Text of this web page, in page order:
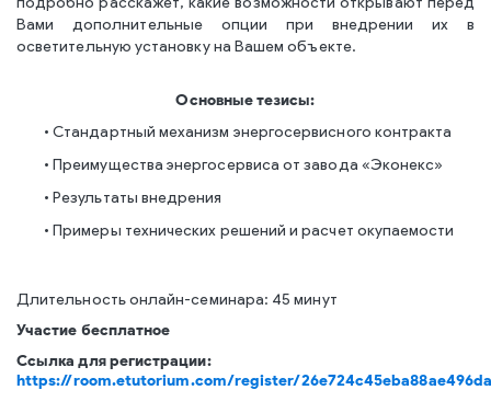
подробно расскажет, какие возможности открывают перед
Вами дополнительные опции при внедрении их в
осветительную установку на Вашем объекте.
Основные тезисы:
• Стандартный механизм энергосервисного контракта
• Преимущества энергосервиса от завода «Эконекс»
• Результаты внедрения
• Примеры технических решений и расчет окупаемости
Длительность онлайн-семинара: 45 минут
Участие бесплатное
Ссылка для регистрации:
https://room.etutorium.com/register/